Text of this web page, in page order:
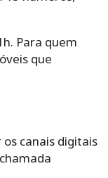
Para quem
que
canais digitais